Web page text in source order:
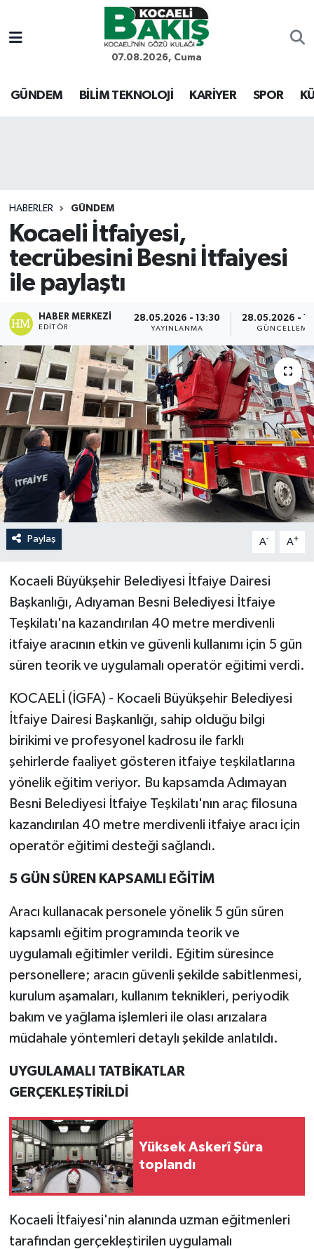
07.08.2026, Cuma
GÜNDEM BİLİM TEKNOLOJİ KARİYER SPOR
HABERLER GÜNDEM
Kocaeli İtfaiyesi,
tecrübesini Besni İtfaiyesi
ile paylaştı
HABER MERKEZI
EDITÖR
28.05.2026 - 13:30
YAYINLANMA
28.05.2026 -
GÜNCELLEME
Paylaş A- A+
Kocaeli Büyükşehir Belediyesi İtfaiye Dairesi
Başkanlığı, Adıyaman Besni Belediyesi İtfaiye
Teşkilatı'na kazandırılan 40 metre merdivenli
itfaiye aracının etkin ve güvenli kullanımı için 5 gün
süren teorik ve uygulamalı operatör eğitimi verdi.
KOCAELİ (İGFA) - Kocaeli Büyükşehir Belediyesi
İtfaiye Dairesi Başkanlığı, sahip olduğu bilgi
birikimi ve profesyonel kadrosu ile farklı
şehirlerde faaliyet gösteren itfaiye teşkilatlarına
yönelik eğitim veriyor. Bu kapsamda Adımayan
Besni Belediyesi İtfaiye Teşkilatı'nın araç filosuna
kazandırılan 40 metre merdivenli itfaiye aracı için
operatör eğitimi desteği sağlandı.
5 GÜN SÜREN KAPSAMLI EĞİTİM
Aracı kullanacak personele yönelik 5 gün süren
kapsamlı eğitim programında teorik ve
uygulamalı eğitimler verildi. Eğitim süresince
personellere; aracın güvenli şekilde sabitlenmesi,
kurulum aşamaları, kullanım teknikleri, periyodik
bakım ve yağlama işlemleri ile olası arızalara
müdahale yöntemleri detaylı şekilde anlatıldı.
UYGULAMALI TATBİKATLAR
GERÇEKLEŞTİRİLDİ
Yüksek Askerî Şûra
toplandı
Kocaeli İtfaiyesi'nin alanında uzman eğitmenleri
tarafından gerçekleştirilen uygulamalı
Kocaeli Nöbetçi Eczaneler
Kocaeli Hava Durumu
Son Dakika Haberleri
Haber Arşivi